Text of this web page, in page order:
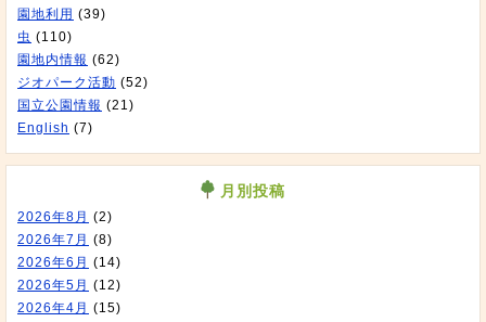
園地利用 (39)
虫 (110)
園地内情報 (62)
ジオパーク活動 (52)
国立公園情報 (21)
English (7)
月別投稿
2026年8月 (2)
2026年7月 (8)
2026年6月 (14)
2026年5月 (12)
2026年4月 (15)